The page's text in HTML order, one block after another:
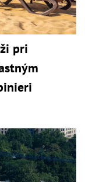
pri